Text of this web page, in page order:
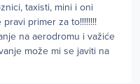
taxisti, mini i oni
primer za to!!!!!!!!
na aerodromu i važiće
može mi se javiti na